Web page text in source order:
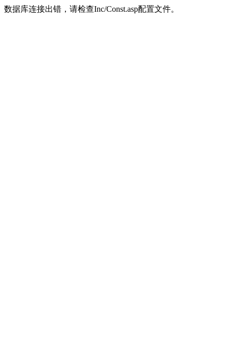
数据库连接出错，请检查Inc/Const.asp配置文件。